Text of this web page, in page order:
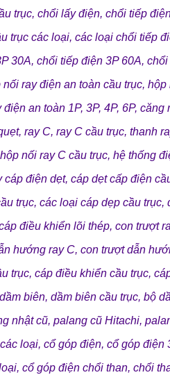
trục, chổi lấy điện, chổi tiếp
trục các loại, các loại chổi tiếp
30A, chổi tiếp điện 3P 60A, chổi
nối ray điện an toàn cầu trục, hộp
điện an toàn 1P, 3P, 4P, 6P, căng
, ray C, ray C cầu trục, thanh
hộp nối ray C cầu trục, hệ thống
cáp điện dẹt, cáp dẹt cấp điện
trục, các loại cáp dẹp cầu trục,
điều khiển lõi thép, con trượt
hướng ray C, con trượt dẫn
trục, cáp điều khiển cầu trục,
biên, dầm biên cầu trục, bộ
nhật cũ, palang cũ Hitachi,
loại, cổ góp điện, cổ góp điện
, cổ góp điện chổi than, chổi